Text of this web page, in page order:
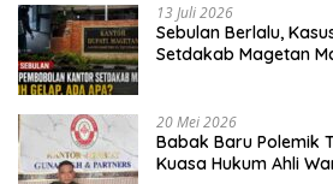
13 Juli 2026
Sebulan Berlalu,
Setdakab Magetan
20 Mei 2026
Babak Baru Polemik
Kuasa Hukum Ahli